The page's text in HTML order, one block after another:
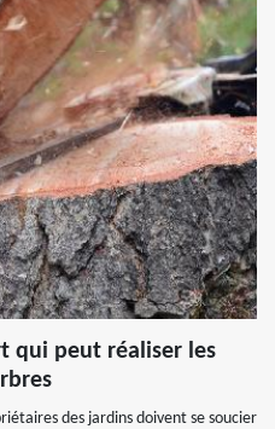
qui peut réaliser les
des jardins doivent se soucier